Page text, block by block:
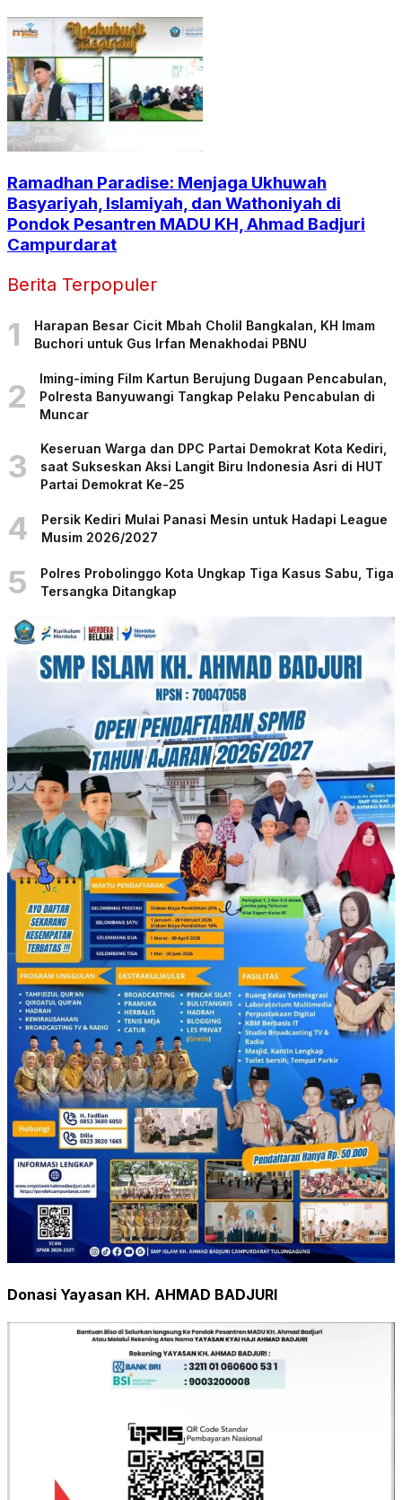
Ramadhan Paradise: Menjaga Ukhuwah
Basyariyah, Islamiyah, dan Wathoniyah di
Pondok Pesantren MADU KH, Ahmad Badjuri
Campurdarat
Berita Terpopuler
1
Harapan Besar Cicit Mbah Cholil Bangkalan, KH Imam
Buchori untuk Gus Irfan Menakhodai PBNU
2
Iming-iming Film Kartun Berujung Dugaan Pencabulan,
Polresta Banyuwangi Tangkap Pelaku Pencabulan di
Muncar
3
Keseruan Warga dan DPC Partai Demokrat Kota Kediri,
saat Sukseskan Aksi Langit Biru Indonesia Asri di HUT
Partai Demokrat Ke-25
4
Persik Kediri Mulai Panasi Mesin untuk Hadapi League
Musim 2026/2027
5
Polres Probolinggo Kota Ungkap Tiga Kasus Sabu, Tiga
Tersangka Ditangkap
Donasi Yayasan KH. AHMAD BADJURI